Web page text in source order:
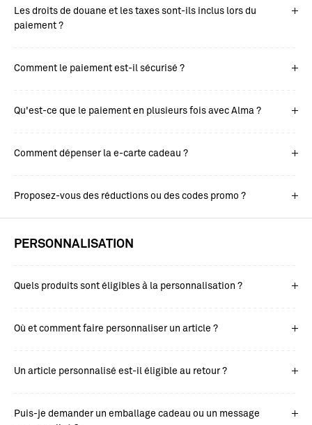
Les droits de douane et les taxes sont-ils inclus lors du
paiement ?
Comment le paiement est-il sécurisé ?
Qu'est-ce que le paiement en plusieurs fois avec Alma ?
Comment dépenser la e-carte cadeau ?
Proposez-vous des réductions ou des codes promo ?
PERSONNALISATION
Quels produits sont éligibles à la personnalisation ?
Où et comment faire personnaliser un article ?
Un article personnalisé est-il éligible au retour ?
Puis-je demander un emballage cadeau ou un message